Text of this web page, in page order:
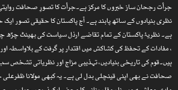
جرأت رجحان ساز خبروں کا مرکز ہے۔جرأت کا تصورِ صحافت روایتی
نظری بنیادوں کے ساتھ پابند ہے۔ آج پاکستان کا حقیقی تصور
ہے۔ نظریۂ پاکستان کے تمام تقاضے ارذل سیاست کی بھینٹ
، مفادات کے تحفظ کی کشاکش میں اقتدار پر گرفت کے بلاواسطہ
ہیں۔قوم کی تاریخی بنیادیں، تہذیبی مزاج اور نظریاتی تشخص
صحافت نے بھی اپنی قینچلی بدل لی ہے۔ یہ کبھی مولانا